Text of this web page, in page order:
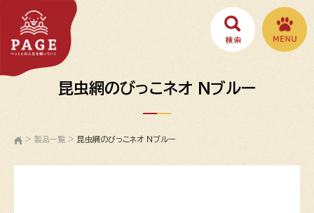
昆虫網のびっこネオ Ｎブルー
> 製品一覧 > 昆虫網のびっこネオ Ｎブルー